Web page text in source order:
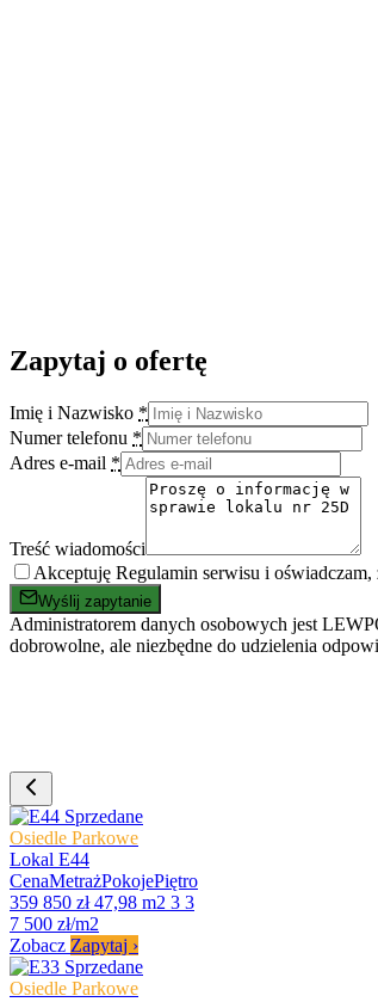
Zapytaj o ofertę
Imię i Nazwisko *
Numer telefonu *
Adres e-mail *
Treść wiadomości
Akceptuję Regulamin serwisu i
Wyślij zapytanie
Administratorem danych osobowych jest
dobrowolne, ale niezbędne do udzielenia
Sprzedane
Osiedle Parkowe
Lokal E44
CenaMetrażPokojePiętro
359 850 zł 47,98 m2 3 3
7 500 zł/m2
Zobacz Zapytaj ›
Sprzedane
Osiedle Parkowe